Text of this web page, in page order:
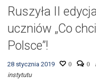
Ruszyła II
uczniów „Co
Polsce”!
28 stycznia 2019 0 0
instytutu